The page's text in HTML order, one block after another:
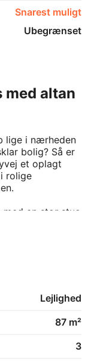
Snarest muligt
Ubegrænset
altan
lige i nærheden
bolig? Så er
et oplagt
rolige
en stor stue
design med
Lejlighed
87 m²
3